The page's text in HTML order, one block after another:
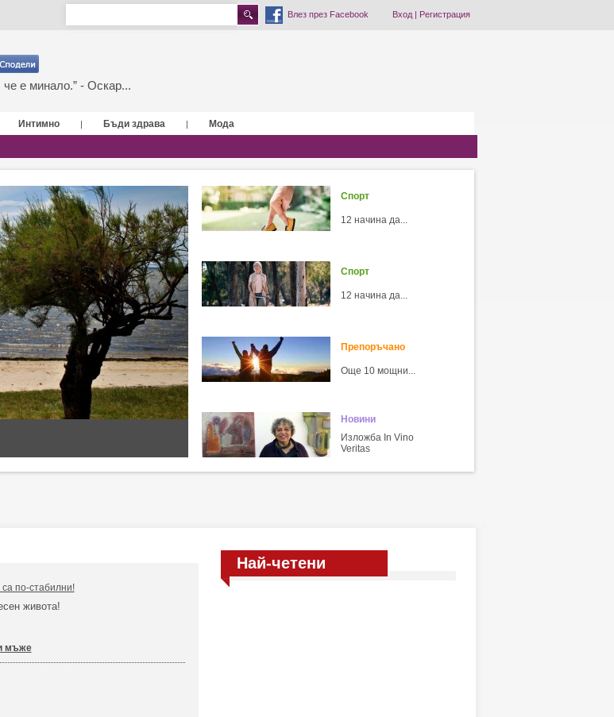
Влез през Facebook Вход| Регистрация
е минало.” - Оскар...
Интимно | Бъди здрава | Мода
Спорт
12 начина да...
Спорт
12 начина да...
Препоръчано
Още 10 мощни...
Новини
Изложба In Vino
Veritas
по-стабилни!
живота!
мъже
Най-четени